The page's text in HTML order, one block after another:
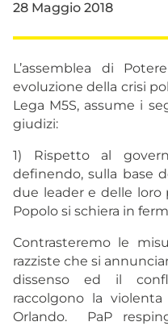
28 Maggio 2018
L’assemblea di
evoluzione della crisi
Lega M5S, assume i
giudizi:
1) Rispetto al
definendo, sulla base
due leader e delle loro
Popolo si schiera in
Contrasteremo le
razziste che si
dissenso ed il
raccolgono la
Orlando. PaP